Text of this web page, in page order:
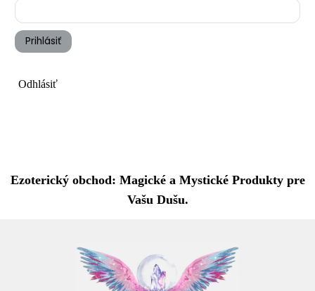
Prihlásiť
Odhlásiť
Ezoterický obchod: Magické a Mystické Produkty pre
Vašu Dušu.